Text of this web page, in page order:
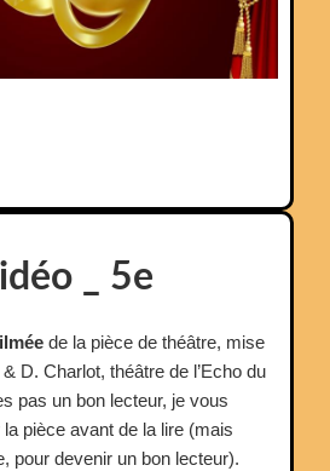
_ 5e
de la pièce de théâtre, mise
D. Charlot, théâtre de l’Echo du
pas un bon lecteur, je vous
pièce avant de la lire (mais
pour devenir un bon lecteur).